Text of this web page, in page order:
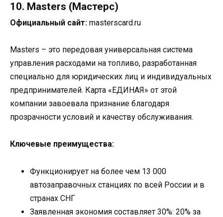
10. Masters (Мастерс)
Официальный сайт: masterscard.ru
Masters – это передовая универсальная система
управления расходами на топливо, разработанная
специально для юридических лиц и индивидуальных
предпринимателей. Карта «ЕДИНАЯ» от этой
компании завоевала признание благодаря
прозрачности условий и качеству обслуживания.
Ключевые преимущества:
Функционирует на более чем 13 000
автозаправочных станциях по всей России и в
странах СНГ
Заявленная экономия составляет 30%: 20% за